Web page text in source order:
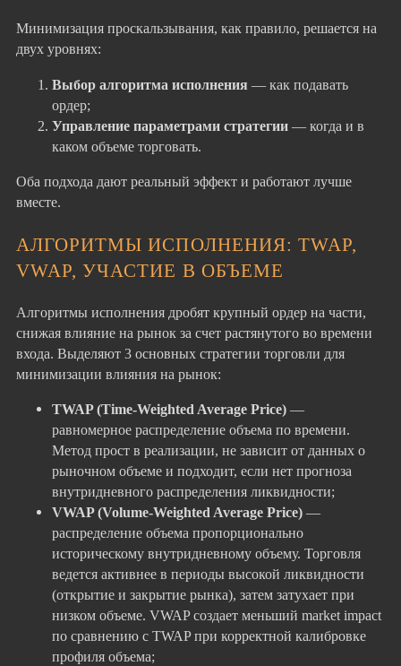
Минимизация проскальзывания, как правило, решается на
двух уровнях:
Выбор алгоритма исполнения — как подавать
ордер;
Управление параметрами стратегии — когда и в
каком объеме торговать.
Оба подхода дают реальный эффект и работают лучше
вместе.
АЛГОРИТМЫ ИСПОЛНЕНИЯ: TWAP,
VWAP, УЧАСТИЕ В ОБЪЕМЕ
Алгоритмы исполнения дробят крупный ордер на части,
снижая влияние на рынок за счет растянутого во времени
входа. Выделяют 3 основных стратегии торговли для
минимизации влияния на рынок:
TWAP (Time-Weighted Average Price) —
равномерное распределение объема по времени.
Метод прост в реализации, не зависит от данных о
рыночном объеме и подходит, если нет прогноза
внутридневного распределения ликвидности;
VWAP (Volume-Weighted Average Price) —
распределение объема пропорционально
историческому внутридневному объему. Торговля
ведется активнее в периоды высокой ликвидности
(открытие и закрытие рынка), затем затухает при
низком объеме. VWAP создает меньший market impact
по сравнению с TWAP при корректной калибровке
профиля объема;